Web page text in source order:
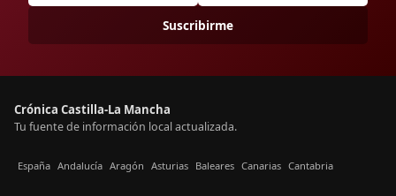
Suscribirme
Crónica Castilla-La Mancha
Tu fuente de información local actualizada.
España Andalucía Aragón Asturias Baleares Canarias Cantabria